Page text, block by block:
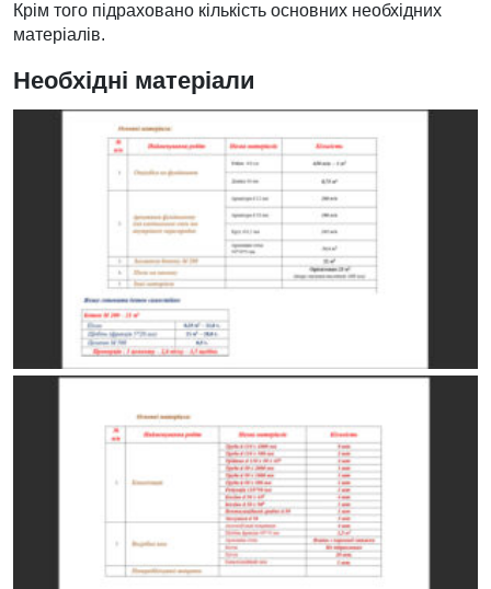
Крім того підраховано кількість основних необхідних
матеріалів.
Необхідні матеріали